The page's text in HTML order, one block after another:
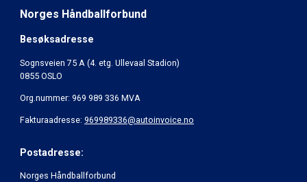
Norges Håndballforbund
Besøksadresse
Sognsveien 75 A (4. etg. Ullevaal Stadion)
0855 OSLO
Org.nummer: 969 989 336 MVA
Fakturaadresse: 969989336@autoinvoice.no
Postadresse:
Norges Håndballforbund